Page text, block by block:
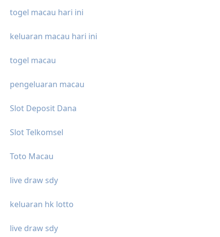
togel macau hari ini
keluaran macau hari ini
togel macau
pengeluaran macau
Slot Deposit Dana
Slot Telkomsel
Toto Macau
live draw sdy
keluaran hk lotto
live draw sdy